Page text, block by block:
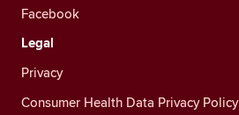
Facebook
Legal
Privacy
Consumer Health Data Privacy Policy